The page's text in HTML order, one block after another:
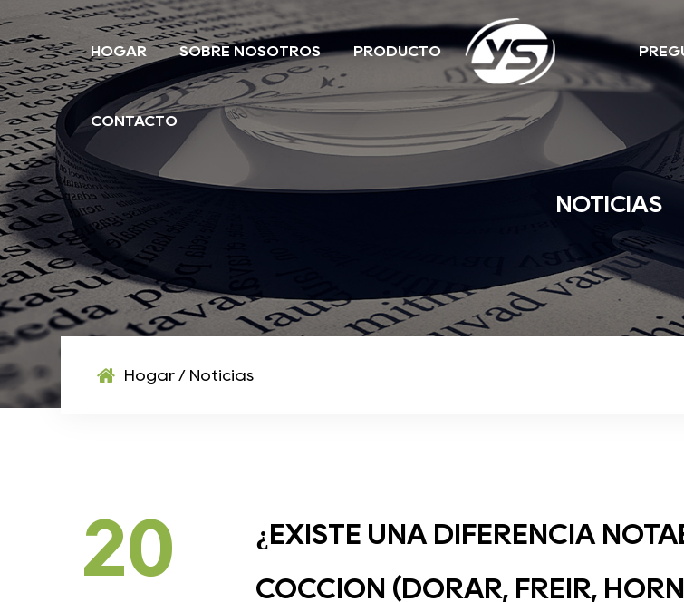
HOGAR SOBRE NOSOTROS PRODUCTO
CONTACTO
NOTICIAS
Hogar / Noticias
20 ¿EXISTE UNA DIFERENCIA
COCCIÓN (DORAR, FREÍR,